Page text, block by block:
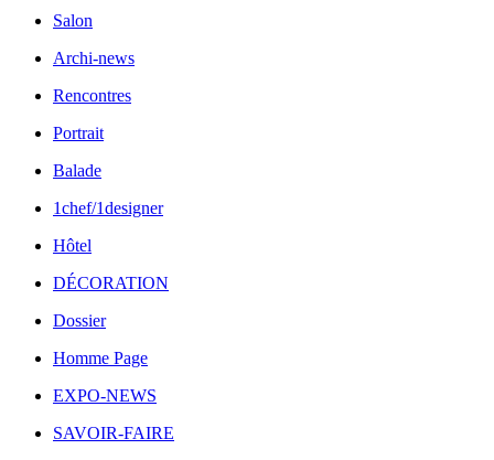
Salon
Archi-news
Rencontres
Portrait
Balade
1chef/1designer
Hôtel
DÉCORATION
Dossier
Homme Page
EXPO-NEWS
SAVOIR-FAIRE